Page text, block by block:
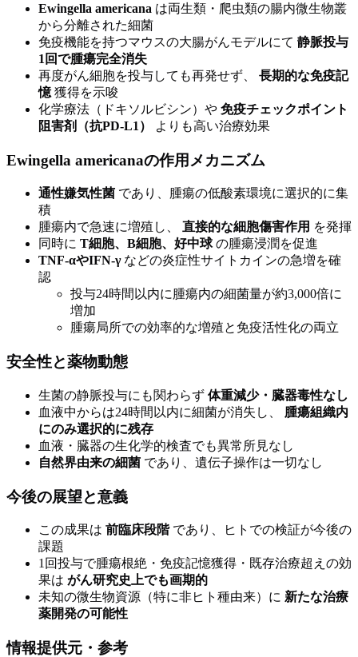
Ewingella americana は両生類・爬虫類の腸内微生物叢
から分離された細菌
免疫機能を持つマウスの大腸がんモデルにて 静脈投与
1回で腫瘍完全消失
再度がん細胞を投与しても再発せず、 長期的な免疫記
憶獲得を示唆
化学療法（ドキソルビシン）や 免疫チェックポイント
阻害剤（抗PD-L1）
よりも高い治療効果
Ewingella americanaの作用メカニズム
通性嫌気性菌 であり、腫瘍の低酸素環境に選択的に集
積
腫瘍内で急速に増殖し、 直接的な細胞傷害作用 を発揮
同時に T細胞、B細胞、好中球の腫瘍浸潤を促進
TNF-αやIFN-γなどの炎症性サイトカインの急増を確
認
投与24時間以内に腫瘍内の細菌量が約3,000倍に
増加
腫瘍局所での効率的な増殖と免疫活性化の両立
安全性と薬物動態
生菌の静脈投与にも関わらず 体重減少・臓器毒性なし
血液中からは24時間以内に細菌が消失し、 腫瘍組織内
にのみ選択的に残存
血液・臓器の生化学的検査でも異常所見なし
自然界由来の細菌 であり、遺伝子操作は一切なし
今後の展望と意義
この成果は 前臨床段階であり、ヒトでの検証が今後の
課題
1回投与で腫瘍根絶・免疫記憶獲得・既存治療超えの効
果は がん研究史上でも画期的
未知の微生物資源（特に非ヒト種由来）に 新たな治療
薬開発の可能性
情報提供元・参考